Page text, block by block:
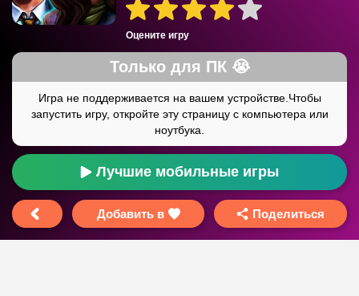
Оцените игру
Лучшие мобильные игры
Добавить в Поделиться